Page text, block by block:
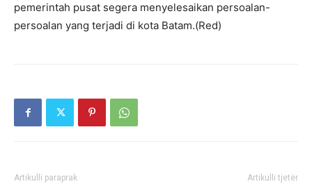
pemerintah pusat segera menyelesaikan persoalan-
persoalan yang terjadi di kota Batam.(Red)
Artikulli paraprak Artikulli tjetër